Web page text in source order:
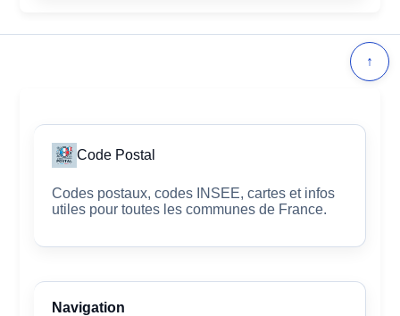
↑
Code Postal
Codes postaux, codes INSEE, cartes et infos
utiles pour toutes les communes de France.
Navigation